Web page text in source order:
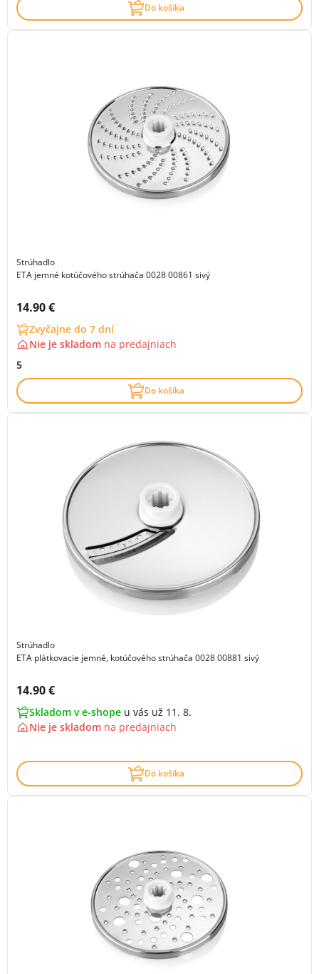
Do košíka
Strúhadlo
ETA jemné kotúčového strúhača 0028 00861 sivý
Cena s DPH:
14.90 €
Zvyčajne do 7 dní
Nie je skladom na predajniach
5
Do košíka
Strúhadlo
ETA plátkovacie jemné, kotúčového strúhača 0028 00881 sivý
Cena s DPH:
14.90 €
Skladom v e-shope u vás už 11. 8.
Nie je skladom na predajniach
Do košíka